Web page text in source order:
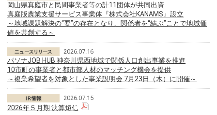
岡山県真庭市と民間事業者等の計11団体が共同出資
真庭版農業支援サービス事業体『株式会社KANAMS』設立
～地域課題解決の“要”の存在となり、関係者を“結ぶ”ことで地域価
値を共創する～
2026.07.16
パソナJOB HUB 神奈川県西地域で関係人口創出事業を推進
10市町の事業者と都市部人材のマッチング機会を提供
～複業希望者を対象とした事業説明会 7月23日（木）に開催～
2026.07.15
2026年５月期 決算短信